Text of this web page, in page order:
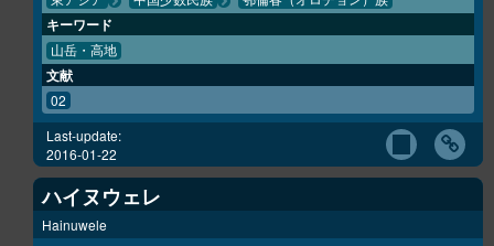
キーワード
山岳・高地
文献
02
Last-update:
2016-01-22
ハイヌウェレ
Hainuwele